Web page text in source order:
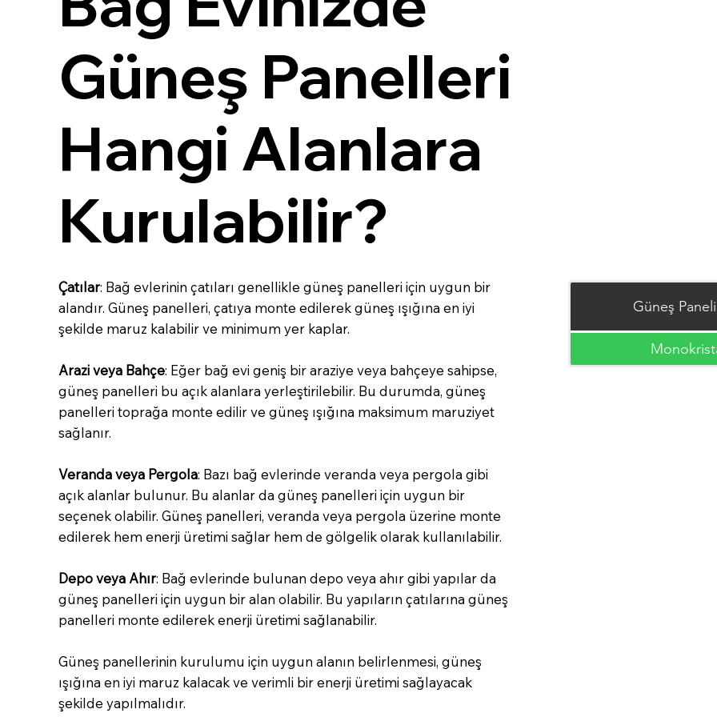
Güneş Panelleri
Hangi Alanlara
Kurulabilir?
Çatılar: Bağ evlerinin çatıları genellikle güneş panelleri için uygun bir
alandır. Güneş panelleri, çatıya monte edilerek güneş ışığına en iyi
şekilde maruz kalabilir ve minimum yer kaplar.
Arazi veya Bahçe: Eğer bağ evi geniş bir araziye veya bahçeye sahipse,
güneş panelleri bu açık alanlara yerleştirilebilir. Bu durumda, güneş
panelleri toprağa monte edilir ve güneş ışığına maksimum maruziyet
sağlanır.
Veranda veya Pergola: Bazı bağ evlerinde veranda veya pergola gibi
açık alanlar bulunur. Bu alanlar da güneş panelleri için uygun bir
seçenek olabilir. Güneş panelleri, veranda veya pergola üzerine monte
edilerek hem enerji üretimi sağlar hem de gölgelik olarak kullanılabilir.
Depo veya Ahır: Bağ evlerinde bulunan depo veya ahır gibi yapılar da
güneş panelleri için uygun bir alan olabilir. Bu yapıların çatılarına güneş
panelleri monte edilerek enerji üretimi sağlanabilir.
Güneş panellerinin kurulumu için uygun alanın belirlenmesi, güneş
ışığına en iyi maruz kalacak ve verimli bir enerji üretimi sağlayacak
şekilde yapılmalıdır.
Güneş